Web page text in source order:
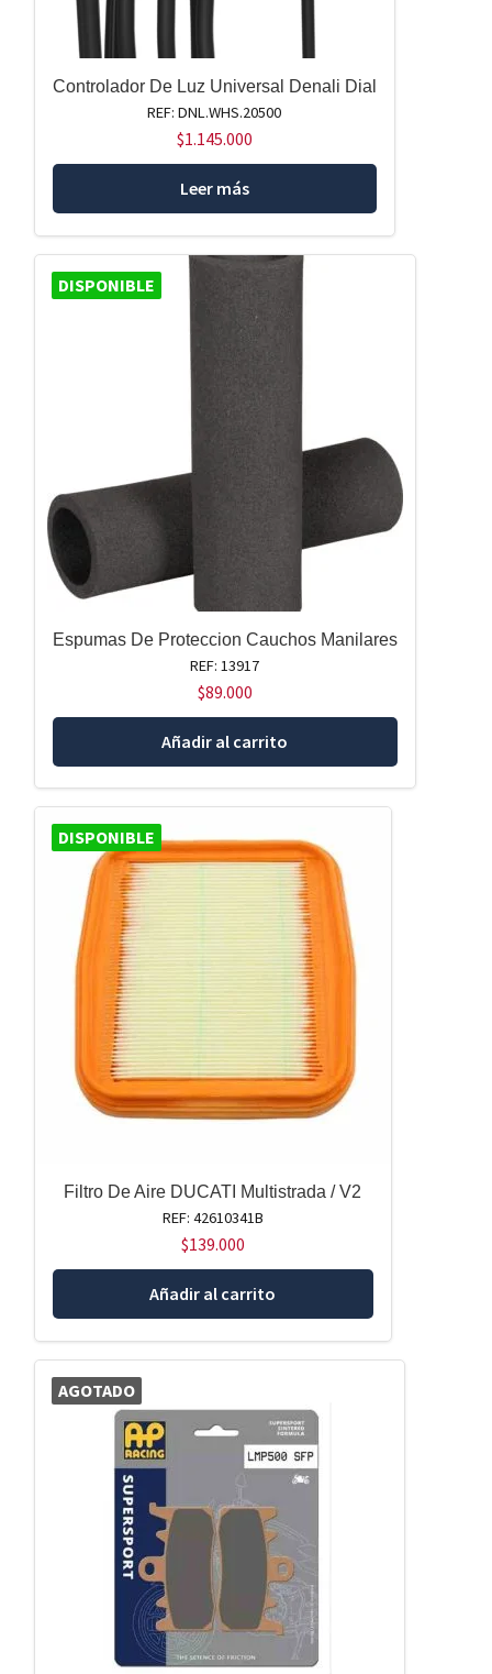
Controlador De Luz Universal Denali Dial
REF: DNL.WHS.20500
$1.145.000
Leer más
DISPONIBLE
Espumas De Proteccion Cauchos Manilares
REF: 13917
$89.000
Añadir al carrito
DISPONIBLE
Filtro De Aire DUCATI Multistrada / V2
REF: 42610341B
$139.000
Añadir al carrito
AGOTADO